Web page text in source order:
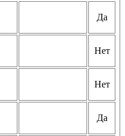
Да
Нет
Нет
Да